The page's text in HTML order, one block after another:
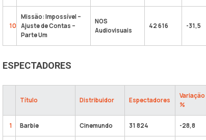
10
Missão: Impossível –
Ajuste de Contas –
Parte Um
NOS
Audiovisuais
42 616 -31,5
ESPECTADORES
Título Distribuidor Espectadores
Variação
%
1 Barbie Cinemundo 31 824 -28,8